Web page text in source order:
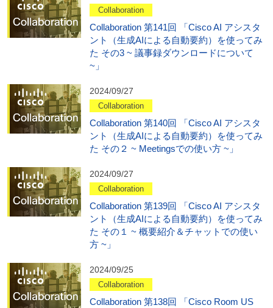
Collaboration
Collaboration 第141回 「Cisco AI アシスタ
ント（生成AIによる自動要約）を使ってみ
た その3 ~ 議事録ダウンロードについて
~」
2024/09/27
Collaboration
Collaboration 第140回 「Cisco AI アシスタ
ント（生成AIによる自動要約）を使ってみ
た その２ ~ Meetingsでの使い方 ~」
2024/09/27
Collaboration
Collaboration 第139回 「Cisco AI アシスタ
ント（生成AIによる自動要約）を使ってみ
た その１ ~ 概要紹介＆チャットでの使い
方 ~」
2024/09/25
Collaboration
Collaboration 第138回 「Cisco Room US